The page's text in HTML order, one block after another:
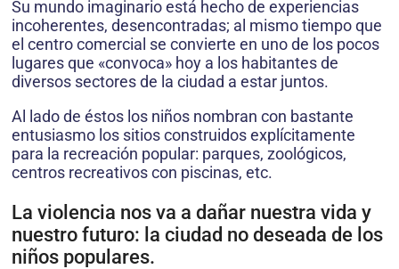
Su mundo imaginario está hecho de experiencias
incoherentes, desencontradas; al mismo tiempo que
el centro comercial se convierte en uno de los pocos
lugares que «convoca» hoy a los habitantes de
diversos sectores de la ciudad a estar juntos.
Al lado de éstos los niños nombran con bastante
entusiasmo los sitios construidos explícitamente
para la recreación popular: parques, zoológicos,
centros recreativos con piscinas, etc.
La violencia nos va a dañar nuestra vida y
nuestro futuro: la ciudad no deseada de los
niños populares.